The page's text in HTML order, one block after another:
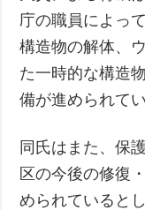
庁の職員によっ
構造物の解体、
た一時的な構造
備が進められて
同氏はまた、保
区の今後の修復
められていると